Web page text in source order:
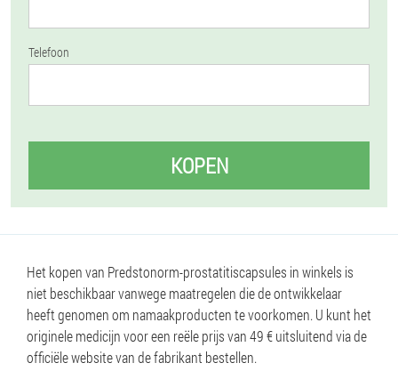
Telefoon
KOPEN
Het kopen van Predstonorm-prostatitiscapsules in winkels is
niet beschikbaar vanwege maatregelen die de ontwikkelaar
heeft genomen om namaakproducten te voorkomen. U kunt het
originele medicijn voor een reële prijs van 49 € uitsluitend via de
officiële website van de fabrikant bestellen.